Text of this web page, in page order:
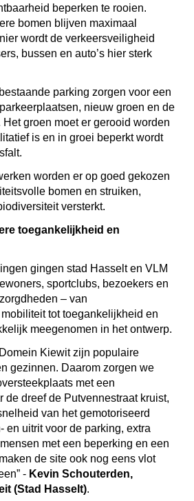
beperken te rooien.
bomen blijven maximaal
wordt de verkeersveiligheid
bussen en auto’s hier sterk
parking zorgen voor een
nieuw groen en de
Het groen moet er gerooid worden
is en in groei beperkt wordt
worden er op goed gekozen
bomen en struiken,
versterkt.
toegankelijkheid en
gingen stad Hasselt en VLM
sportclubs, bezoekers en
– van
tot toegankelijkheid en
meegenomen in het ontwerp.
Kiewit zijn populaire
gezinnen. Daarom zorgen we
met een
de dreef de Putvennestraat kruist,
van het gemotoriseerd
en uitrit voor de parking, extra
met een beperking en een
de site ook nog eens vlot
- Kevin Schouterden,
(Stad Hasselt).